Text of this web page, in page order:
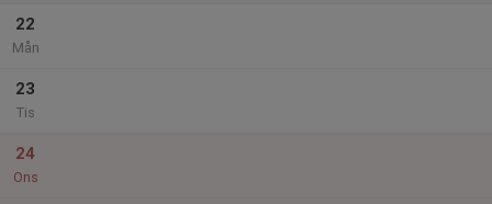
22
Mån
23
Tis
24
Ons